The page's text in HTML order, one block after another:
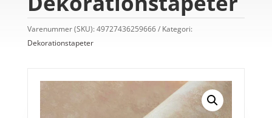
Varenummer (SKU):49727436259666
Kategori:
Dekorationstapeter